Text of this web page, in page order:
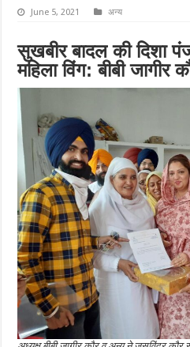
June 5, 2021 अन्य
सुखबीर बादल की दिशा
महिला विंग: बीबी जागीर